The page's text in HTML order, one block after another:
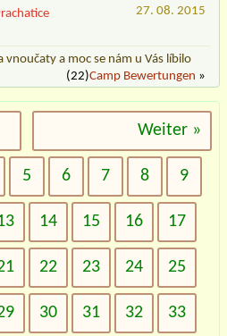
27. 08. 2015
vnoučaty a moc se nám u Vás líbilo
(22)Camp Bewertungen »
Weiter »
5 6 7 8 9
14 15 16 17
22 23 24 25
30 31 32 33